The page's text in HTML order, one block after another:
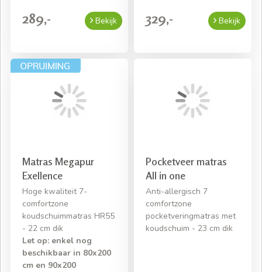
289,- Bekijk 329,- Bekijk
Matras Megapur
Exellence
Hoge kwaliteit 7-
comfortzone
koudschuimmatras HR55
- 22 cm dik
Let op: enkel nog
beschikbaar in 80x200
cm en 90x200
Pocketveer matras
All in one
Anti-allergisch 7
comfortzone
pocketveringmatras met
koudschuim - 23 cm dik